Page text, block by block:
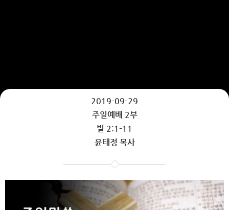
2019-09-29
주일예배 2부
빌 2:1-11
윤태정 목사